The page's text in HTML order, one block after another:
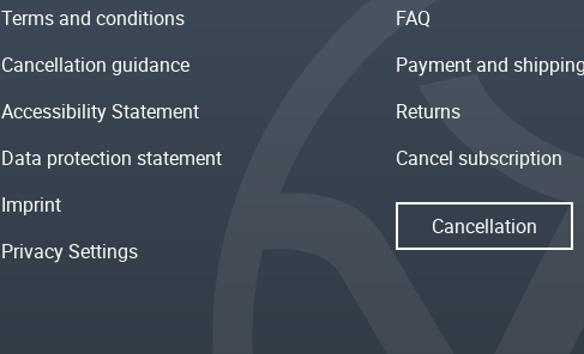
Terms and conditions
Cancellation guidance
Accessibility Statement
Data protection statement
Imprint
Privacy Settings
FAQ
Payment and shipping
Returns
Cancel subscription
Cancellation